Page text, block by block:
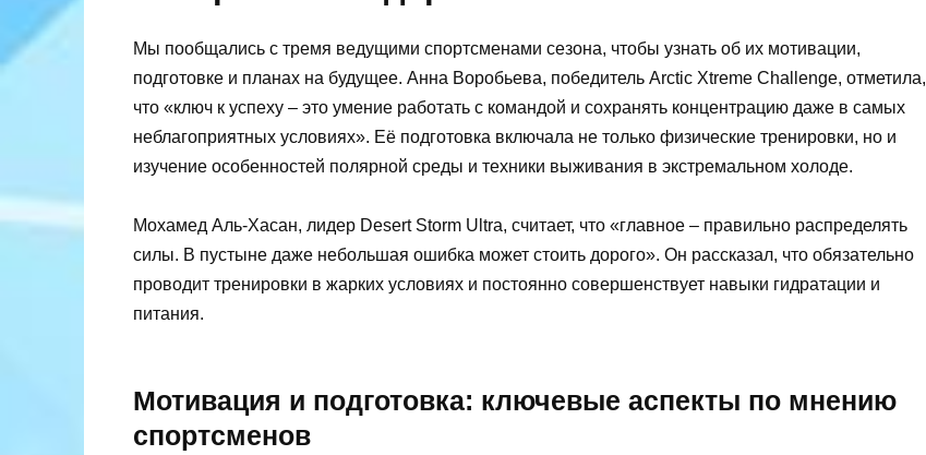
Мы пообщались с тремя ведущими спортсменами сезона, чтобы узнать об их мотивации,
подготовке и планах на будущее. Анна Воробьева, победитель Arctic Xtreme Challenge, отметила,
что «ключ к успеху – это умение работать с командой и сохранять концентрацию даже в самых
неблагоприятных условиях». Её подготовка включала не только физические тренировки, но и
изучение особенностей полярной среды и техники выживания в экстремальном холоде.
Мохамед Аль-Хасан, лидер Desert Storm Ultra, считает, что «главное – правильно распределять
силы. В пустыне даже небольшая ошибка может стоить дорого». Он рассказал, что обязательно
проводит тренировки в жарких условиях и постоянно совершенствует навыки гидратации и
питания.
Мотивация и подготовка: ключевые аспекты по мнению
спортсменов